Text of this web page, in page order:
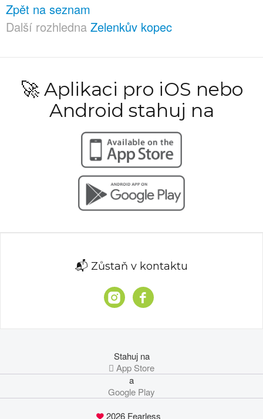
Zpět na seznam
Další rozhledna Zelenkův kopec
🚀 Aplikaci pro iOS nebo
Android stahuj na
📬 Zůstaň v kontaktu
Stahuj na
 App Store
a
Google Play
2026 Fearless